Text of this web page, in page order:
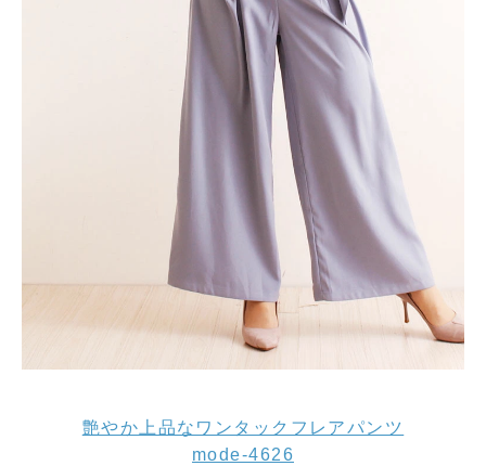
艶やか上品なワンタックフレアパンツ
mode-4626